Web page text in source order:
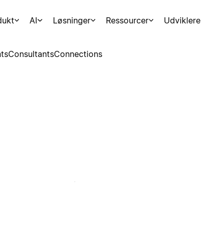
AI Løsninger Ressourcer Udviklere
ConsultantsConnections